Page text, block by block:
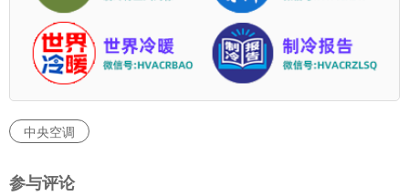
中央空调
参与评论